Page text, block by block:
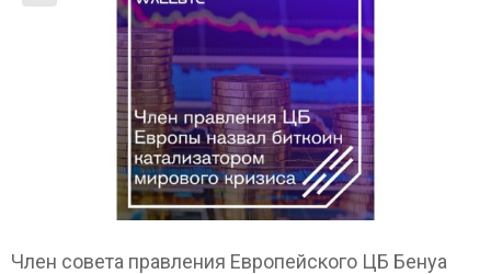
Член совета правления Европейского ЦБ Бенуа